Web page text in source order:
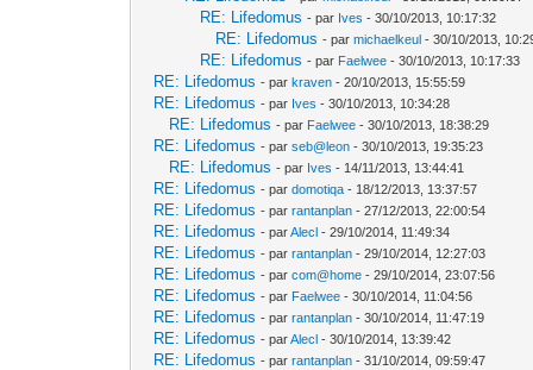
RE: Lifedomus - par Ives - 30/10/2013, 10:17:32
RE: Lifedomus - parmichaelkeul - 30/10/2013,
RE: Lifedomus - par Faelwee - 30/10/2013, 10:17:33
RE: Lifedomus - parkraven - 20/10/2013, 15:55:59
RE: Lifedomus - par Ives - 30/10/2013, 10:34:28
RE: Lifedomus - par Faelwee - 30/10/2013, 18:38:29
RE: Lifedomus - parseb@leon - 30/10/2013, 19:35:23
RE: Lifedomus - par Ives - 14/11/2013, 13:44:41
RE: Lifedomus - pardomotiqa - 18/12/2013, 13:37:57
RE: Lifedomus - parrantanplan - 27/12/2013, 22:00:54
RE: Lifedomus - parAlecl - 29/10/2014, 11:49:34
RE: Lifedomus - parrantanplan - 29/10/2014, 12:27:03
RE: Lifedomus - parcom@home - 29/10/2014, 23:07:56
RE: Lifedomus - par Faelwee - 30/10/2014, 11:04:56
RE: Lifedomus - parrantanplan - 30/10/2014, 11:47:19
RE: Lifedomus - parAlecl - 30/10/2014, 13:39:42
RE: Lifedomus - parrantanplan - 31/10/2014, 09:59:47